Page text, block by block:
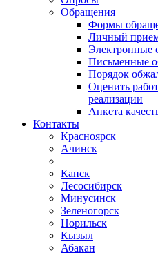
Обращения
Формы
Личный
Электронные
Письменные
Порядок
Оценить
реализации
Анкета
Контакты
Красноярск
Ачинск
Канск
Лесосибирск
Минусинск
Зеленогорск
Норильск
Кызыл
Абакан